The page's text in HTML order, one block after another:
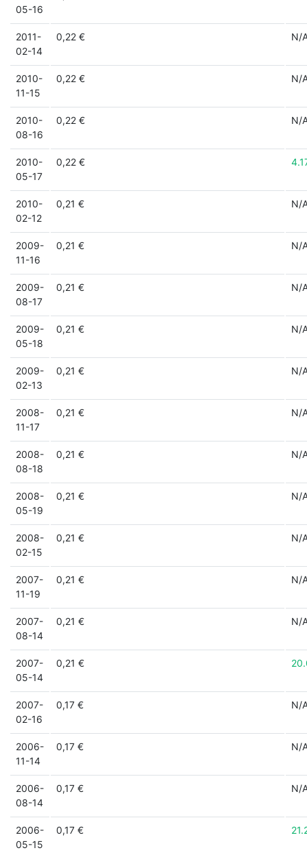
05-16
2011-
02-14
0,22 € N/
2010-
11-15
0,22 € N/
2010-
08-16
0,22 € N/
2010-
05-17
0,22 €
2010-
02-12
0,21 € N/
2009-
11-16
0,21 € N/
2009-
08-17
0,21 € N/
2009-
05-18
0,21 € N/
2009-
02-13
0,21 € N/
2008-
11-17
0,21 € N/
2008-
08-18
0,21 € N/
2008-
05-19
0,21 € N/
2008-
02-15
0,21 € N/
2007-
11-19
0,21 € N/
2007-
08-14
0,21 € N/
2007-
05-14
0,21 €
2007-
02-16
0,17 € N/
2006-
11-14
0,17 € N/
2006-
08-14
0,17 € N/
2006-
05-15
0,17 €